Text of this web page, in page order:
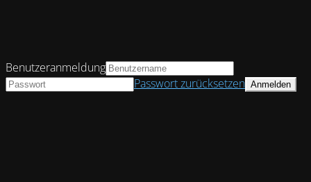
Benutzeranmeldung
Passwort zurücksetzen